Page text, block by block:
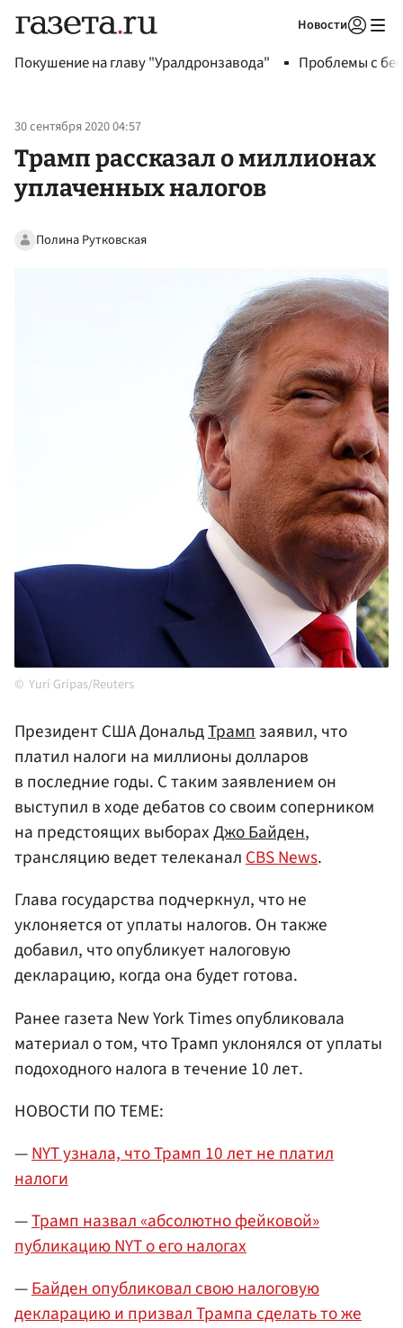
Новости
Покушение на главу "Уралдронзавода" Проблемы с
30 сентября 2020 04:57
Трамп рассказал о миллионах
уплаченных налогов
Полина Рутковская
Yuri Gripas/Reuters
Президент США ДональдТрампзаявил, что
платил налоги на миллионы долларов
в последние годы. С таким заявлением он
выступил в ходе дебатов со своим соперником
на предстоящих выборахДжо Байден,
трансляцию ведет телеканалCBS News.
Глава государства подчеркнул, что не
уклоняется от уплаты налогов. Он также
добавил, что опубликует налоговую
декларацию, когда она будет готова.
Ранее газета New York Times опубликовала
материал о том, что Трамп уклонялся от уплаты
подоходного налога в течение 10 лет.
НОВОСТИ ПО ТЕМЕ:
—NYT узнала, что Трамп 10 лет не платил
налоги
—Трамп назвал «абсолютно фейковой»
публикацию NYT о его налогах
—Байден опубликовал свою налоговую
декларацию и призвал Трампа сделать то же